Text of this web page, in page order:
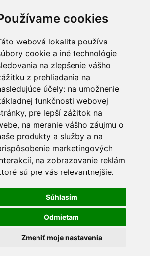
cookies
webová lokalita používa
cookie a iné technológie
na zlepšenie vášho
z prehliadania na
účely: na umožnenie
funkčnosti webovej
, pre lepší zážitok na
, na meranie vášho záujmu o
produkty a služby a na
marketingových
, na zobrazovanie reklám
sú pre vás relevantnejšie.
Súhlasím
Odmietam
Zmeniť moje nastavenia
odborníkom
– R. Štalmach
ARCHEUS - R. Štalmach / CEO
FAQ